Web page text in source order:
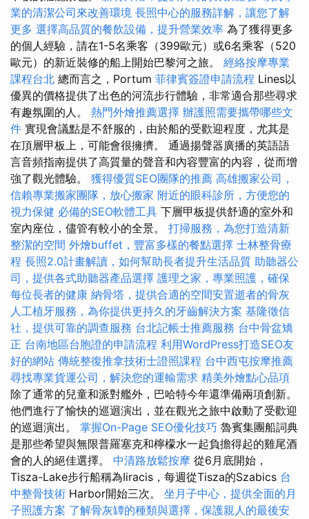
業的清潔公司來改善環境 長照中心的服務詳解，讓您了解
更多 選擇高品質的餐飲設備，提升營業效率 為了獲得更多
的個人經驗，請在1-5名乘客（399歐元）或6名乘客（520
歐元）的新近裝修的船上開始巴黎河之旅。 經絡按摩專業
課程台北 總而言之，Portum 菲律賓簽證申請流程 Lines以
優異的價格提供了出色的河流步行體驗，非常適合那些尋求
有趣氛圍的人。 熱門外燴推薦選擇 辦護照需要攜帶哪些文
件 實現會議點是不舒服的，由於船的受歡迎程度，尤其是
在頂層甲板上，可能會很擁擠。 通過揚聲器廣播的英語語
言音頻指南提供了高質量的聲音和內容豐富的內容，從而增
強了觀光體驗。 獲得優質SEO團隊的推薦 高雄搬家公司，
信賴專業搬家團隊，放心搬家 附近的眼科診所，方便您的
視力保健 必備的SEO軟體工具 下層甲板提供舒適的室外和
室內座位，儘管有較小的全景。 打掃服務，為您打造清新
整潔的空間 外燴buffet，豐富多樣的餐點選擇 士林整骨療
程 長照2.0計畫解讀，如何幫助長者提升生活品質 助聽器公
司，提供各式助聽器產品選擇 護理之家，專業照護，確保
每位長者的健康 納骨塔，提供合適的空間安置逝者的骨灰
人工植牙服務，為你提供更持久的牙齒解決方案 基隆徵信
社，提供可靠的調查服務 台北記帳士推薦服務 台中骨盆矯
正 台南地區台胞證的申請流程 利用WordPress打造SEO友
好的網站 傳統整復推拿技術士證照課程 台中西屯按摩推薦
尋找專業貨運公司，解決您的運輸需求 精美外燴點心品項
除了通常的兒童和派對艦外，巴哈特今年還準備兩項創新。
他們進行了愉快的巡迴演出，並在觀光之旅中啟動了受歡迎
的巡迴演出。 掌握On-Page SEO優化技巧 魯賓集團船詞典
是那些希望與無限普羅塞克和檸檬水一起負擔得起的雞尾酒
會的人的絕佳選擇。 中清路放鬆按摩 從6月底開始，
Tisza-Lake步行船稱為Iiracis，每週從Tisza的Szabics 台
中整骨技術 Harbor開始三次。 坐月子中心，提供全面的月
子照護方案 了解骨灰罈的種類與選擇，保護親人的最後安